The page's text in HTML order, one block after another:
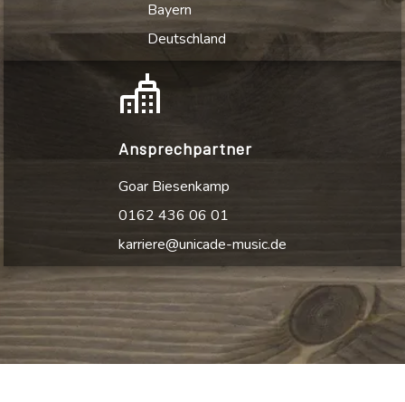
Bayern
Deutschland
Ansprechpartner
Goar Biesenkamp
0162 436 06 01
karriere@unicade-music.de